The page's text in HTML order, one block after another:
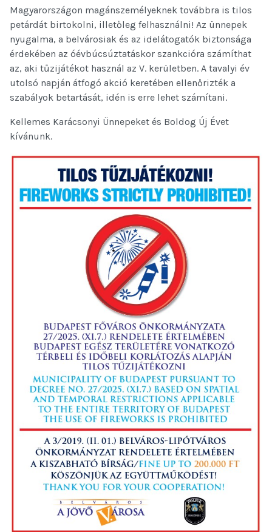
Magyarországon magánszemélyeknek továbbra is tilos
petárdát birtokolni, illetőleg felhasználni! Az ünnepek
nyugalma, a belvárosiak és az idelátogatók biztonsága
érdekében az óévbúcsúztatáskor szankcióra számíthat
az, aki tűzijátékot használ az V. kerületben. A tavalyi év
utolsó napján átfogó akció keretében ellenőrizték a
szabályok betartását, idén is erre lehet számítani.
Kellemes Karácsonyi Ünnepeket és Boldog Új Évet
kívánunk.